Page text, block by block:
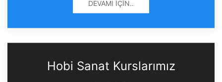
DEVAMI İÇIN..
Hobi Sanat Kurslarımız